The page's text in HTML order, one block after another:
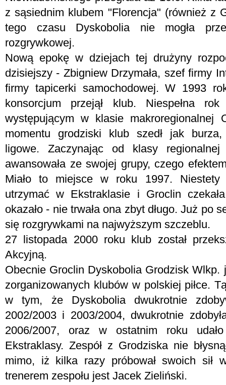
z sąsiednim klubem "Florencja" (również z
tego czasu Dyskobolia nie mogła
rozgrywkowej.
Nową epokę w dziejach tej drużyny
dzisiejszy - Zbigniew Drzymała, szef firmy
firmy tapicerki samochodowej. W 1993
konsorcjum przejął klub. Niespełna
występującym w klasie makroregionalnej
momentu grodziski klub szedł jak
ligowe. Zaczynając od klasy
awansowała ze swojej grupy, czego
Miało to miejsce w roku 1997. Niestety
utrzymać w Ekstraklasie i Groclin
okazało - nie trwała ona zbyt długo. Już po
się rozgrywkami na najwyższym szczeblu.
27 listopada 2000 roku klub został
Akcyjną.
Obecnie Groclin Dyskobolia Grodzisk
zorganizowanych klubów w polskiej piłce.
w tym, że Dyskobolia dwukrotnie
2002/2003 i 2003/2004, dwukrotnie
2006/2007, oraz w ostatnim roku
Ekstraklasy. Zespół z Grodziska nie
mimo, iż kilka razy próbował swoich sił
trenerem zespołu jest Jacek Zieliński.